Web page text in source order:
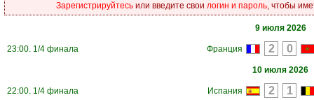
Зарегистрируйтесь или введите свои логин и пароль, чтобы
9 июля 2026
23:00. 1/4 финала Франция
10 июля 2026
22:00. 1/4 финала Испания